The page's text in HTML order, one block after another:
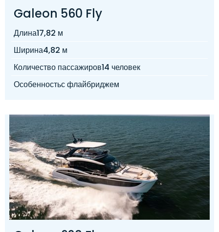
Galeon 560 Fly
Длина17,82 м
Ширина4,82 м
Количество пассажиров14 человек
Особенностьс флайбриджем